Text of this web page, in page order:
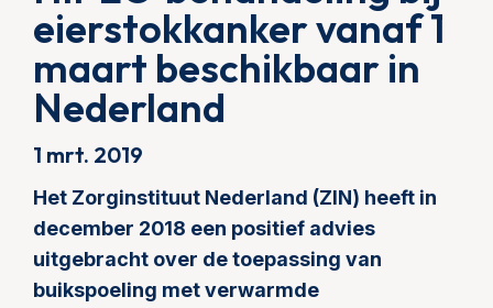
eierstokkanker vanaf 1
maart beschikbaar in
Nederland
1 mrt. 2019
Het Zorginstituut Nederland (ZIN) heeft in
december 2018 een positief advies
uitgebracht over de toepassing van
buikspoeling met verwarmde